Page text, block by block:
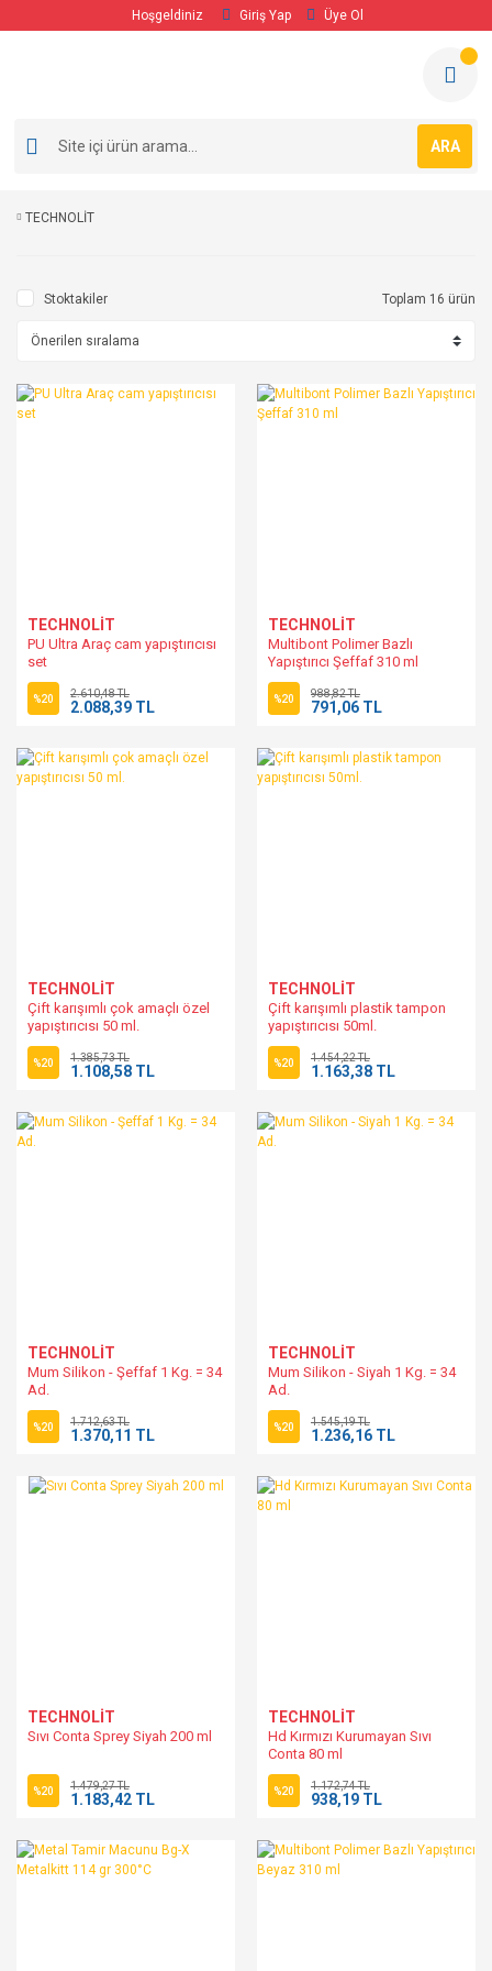
Hoşgeldiniz Giriş Yap Üye Ol
ARA
TECHNOLİT
Stoktakiler Toplam 16 ürün
TECHNOLİT
PU Ultra Araç cam yapıştırıcısı
set
%20 2.610,48 TL
2.088,39 TL
TECHNOLİT
Multibont Polimer Bazlı
Yapıştırıcı Şeffaf 310 ml
%20 988,82 TL
791,06 TL
TECHNOLİT
Çift karışımlı çok amaçlı özel
yapıştırıcısı 50 ml.
%20 1.385,73 TL
1.108,58 TL
TECHNOLİT
Çift karışımlı plastik tampon
yapıştırıcısı 50ml.
%20 1.454,22 TL
1.163,38 TL
TECHNOLİT
Mum Silikon - Şeffaf 1 Kg. = 34
Ad.
%20 1.712,63 TL
1.370,11 TL
TECHNOLİT
Mum Silikon - Siyah 1 Kg. = 34
Ad.
%20 1.545,19 TL
1.236,16 TL
TECHNOLİT
Sıvı Conta Sprey Siyah 200 ml
%20 1.479,27 TL
1.183,42 TL
TECHNOLİT
Hd Kırmızı Kurumayan Sıvı
Conta 80 ml
%20 1.172,74 TL
938,19 TL